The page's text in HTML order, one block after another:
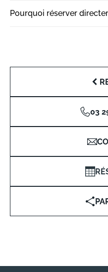
Pourquoi réserver
03